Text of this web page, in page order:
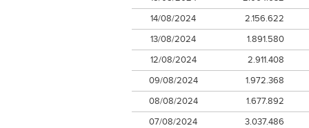
14/08/2024
2.156.622
13/08/2024
1.891.580
12/08/2024
2.911.408
09/08/2024
1.972.368
08/08/2024
1.677.892
07/08/2024
3.037.486